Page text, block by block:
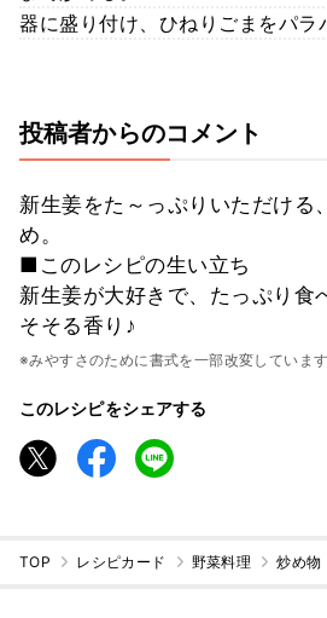
器に盛り付け、ひねりごまをパラ
投稿者からのコメント
新生姜をた～っぷりいただける
め。
■このレシピの生い立ち
新生姜が大好きで、たっぷり食
そそる香り♪
※みやすさのために書式を一部改変しています
このレシピをシェアする
TOP レシピカード 野菜料理 炒め物